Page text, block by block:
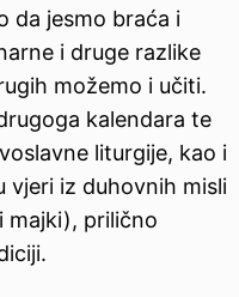
da jesmo braća i
i druge razlike
možemo i učiti.
kalendara te
liturgije, kao i
vjeri iz duhovnih misli
majki), prilično